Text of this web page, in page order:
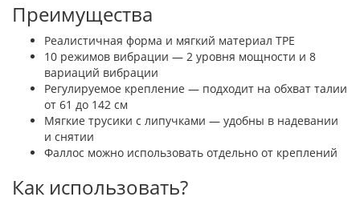
Преимущества
Реалистичная форма и мягкий материал TPE
10 режимов вибрации — 2 уровня мощности и 8
вариаций вибрации
Регулируемое крепление — подходит на обхват талии
от 61 до 142 см
Мягкие трусики с липучками — удобны в надевании
и снятии
Фаллос можно использовать отдельно от креплений
Как использовать?